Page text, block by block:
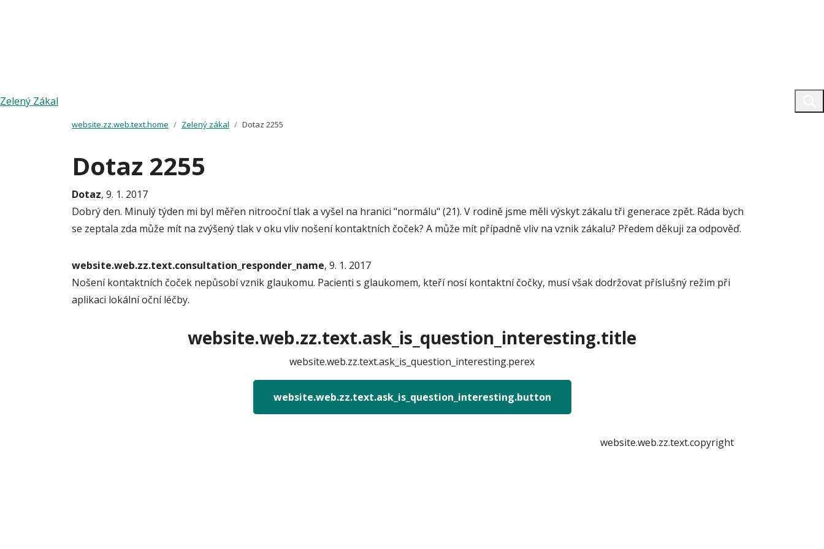
Zelený Zákal
website.zz.web.text.home Zelený zákal Dotaz 2255
Dotaz 2255
Dotaz, 9. 1. 2017
Dobrý den. Minulý týden mi byl měřen nitrooční tlak a vyšel na hranici "normálu" (21). V rodině jsme měli výskyt zákalu tři generace zpět. Ráda bych
se zeptala zda může mít na zvýšený tlak v oku vliv nošení kontaktních čoček? A může mít případně vliv na vznik zákalu? Předem děkuji za odpověď.
website.web.zz.text.consultation_responder_name, 9. 1. 2017
Nošení kontaktních čoček nepůsobí vznik glaukomu. Pacienti s glaukomem, kteří nosí kontaktní čočky, musí však dodržovat příslušný režim při
aplikaci lokální oční léčby.
website.web.zz.text.ask_is_question_interesting.title
website.web.zz.text.ask_is_question_interesting.perex
website.web.zz.text.ask_is_question_interesting.button
website.web.zz.text.copyright